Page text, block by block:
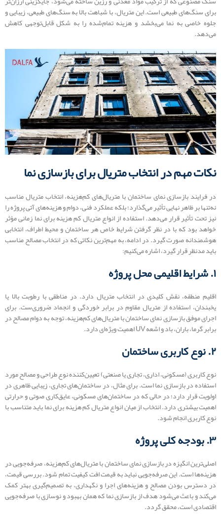
برای سنگ‌های طبیعی است. این متریال، با شباهت بالا به سنگ‌های طبیعی، زیبایی و
جلوه خاصی به نما می‌بخشد و هزینه تمام‌شده را به شکل قابل‌توجهی کاهش
می‌دهد.
نکات مهم در انتخاب متریال برای بازسازی نما
در فرایند بازسازی نمای ساختمان با متریال‌های کم‌هزینه، انتخاب متریال مناسب
نه‌تنها بر ظاهر نهایی تأثیر می‌گذارد؛ بلکه عملکرد فنی، دوام و هزینه‌های آتی پروژه را
نیز تحت تأثیر قرار می‌دهد. استفاده از انواع متریال کم هزینه برای نما زمانی مؤثر
خواهد بود که با در نظر گرفتن شرایط خاص هر ساختمان و محیط اطراف، انتخابی
هوشمندانه صورت گیرد. در ادامه، به مهم‌ترین نکاتی که در انتخاب مصالح مناسب
باید مدنظر قرار گیرد، اشاره می‌کنیم:
۱. شرایط اقلیمی محل پروژه
اقلیم منطقه، نقش کلیدی در انتخاب متریال دارد. در مناطقی با رطوبت بالا یا
یخبندان، استفاده از متریال مقاوم در برابر خوردگی و انجماد ضروری‌ست. برای
اجرای موفق بازسازی نمای ساختمان با متریال‌های کم‌هزینه، توجه به دوام مصالح در
برابر گرما، باران، باد و اشعه UV اهمیت ویژه‌ای دارد.
۲. نوع کاربری ساختمان
نوع کاربری (مسکونی، اداری، تجاری یا صنعتی) تعیین‌کننده نوع طراحی و مصالح مورد
استفاده در بازسازی نما است. برای مثال، در ساختمان‌های تجاری، زیبایی ظاهری در
اولویت قرار دارد؛ در حالی که در ساختمان‌های مسکونی، عایق‌کاری صوتی و حرارتی
اهمیت بیشتری دارد. انتخاب از میان انواع متریال کم هزینه برای نما باید متناسب با
نوع کاربری انجام شود.
۳. بودجه کلی پروژه
اصلی‌ترین انگیزه در بازسازی نمای ساختمان با متریال‌های کم‌هزینه، صرفه‌جویی در
هزینه‌ها است. این صرفه‌جویی نباید به قیمت افت کیفیت تمام شود. بررسی قیمت،
در دسترس بودن مصالح و هزینه‌های اجرا و نگهداری، به تصمیم‌گیری بهتر کمک
می‌کند و باعث می‌شود هدف از بازسازی نما که همان بهبود و نوسازی با صرفه‌جویی
اقتصادی است، محقق گردد.